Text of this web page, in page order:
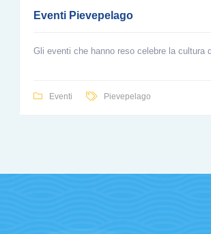
Eventi Pievepelago
Gli eventi che hanno reso celebre la cultura
Eventi Pievepelago